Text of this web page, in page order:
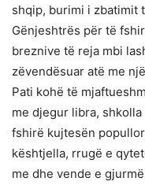
shqip, burimi i zbatimit
Gënjeshtrës për të
breznive të reja mbi
zëvendësuar atë me
Pati kohë të
me djegur libra,
fshirë kujtesën
kështjella, rrugë e
me dhe vende e